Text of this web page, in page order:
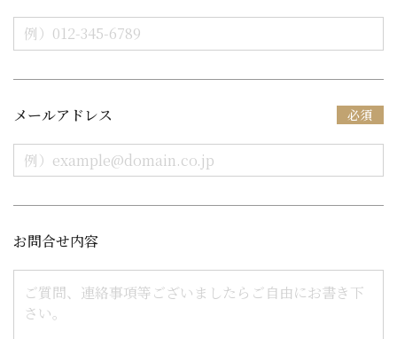
メールアドレス
お問合せ内容